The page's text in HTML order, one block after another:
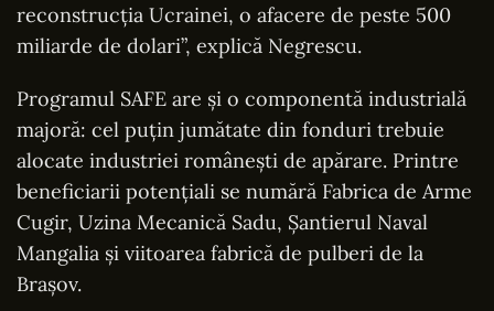
reconstrucția Ucrainei, o afacere de peste 500
miliarde de dolari”, explică Negrescu.
Programul SAFE are și o componentă industrială
majoră: cel puțin jumătate din fonduri trebuie
alocate industriei românești de apărare. Printre
beneficiarii potențiali se numără Fabrica de Arme
Cugir, Uzina Mecanică Sadu, Șantierul Naval
Mangalia și viitoarea fabrică de pulberi de la
Brașov.